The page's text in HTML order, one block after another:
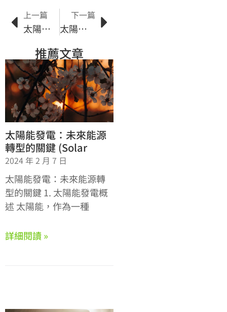
上一篇
太陽能綠能發展的影響與潛力分析
下一篇
太陽能供應鏈的環保影響：推動可持續能源發展
推薦文章
太陽能發電：未來能源
轉型的關鍵 (Solar
2024 年 2 月 7 日
太陽能發電：未來能源轉
型的關鍵 1. 太陽能發電概
述 太陽能，作為一種
詳細閱讀 »